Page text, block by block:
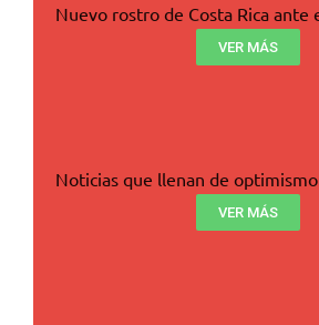
Nuevo rostro de Costa Rica ante
VER MÁS
Noticias que llenan de optimismo
VER MÁS